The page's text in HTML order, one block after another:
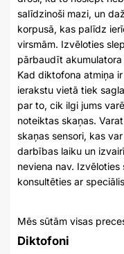
salīdzinoši mazi, un
korpusā, kas palīdz
virsmām. Izvēloties
pārbaudīt
Kad diktofona atmiņa
ierakstu vietā tiek
par to, cik ilgi jums
noteiktas skaņas.
skaņas sensori, kas
darbības laiku un
neviena nav.
konsultēties ar
Mēs sūtām visas
Diktofoni